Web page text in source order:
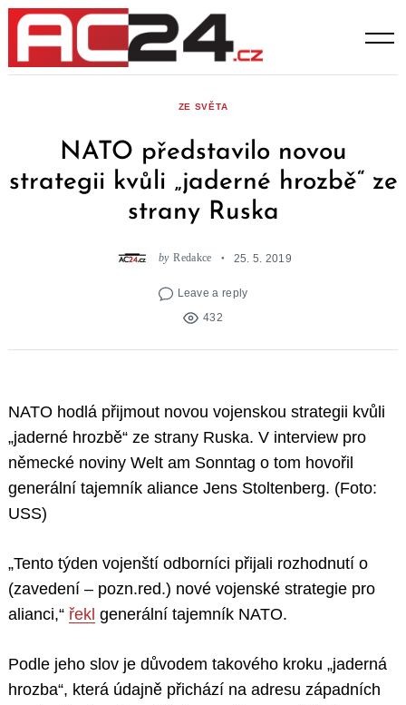
Skip
content
ZE SVĚTA
NATO představilo novou
strategii kvůli „jaderné hrozbě“ ze
strany Ruska
by Redakce 25. 5. 2019
Leave a reply
432
NATO hodlá přijmout novou vojenskou strategii kvůli
„jaderné hrozbě“ ze strany Ruska. V interview pro
německé noviny Welt am Sonntag o tom hovořil
generální tajemník aliance Jens Stoltenberg. (Foto:
USS)
„Tento týden vojenští odborníci přijali rozhodnutí o
(zavedení – pozn.red.) nové vojenské strategie pro
alianci,“ řekl generální tajemník NATO.
Podle jeho slov je důvodem takového kroku „jaderná
hrozba“, která údajně přichází na adresu západních